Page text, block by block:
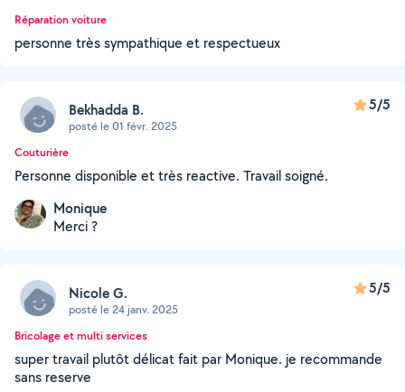
Réparation voiture
personne très sympathique et respectueux
Bekhadda B.
posté le 01 févr. 2025
5/5
Couturière
Personne disponible et très reactive. Travail soigné.
Monique
Merci ?
Nicole G.
posté le 24 janv. 2025
5/5
Bricolage et multi services
super travail plutôt délicat fait par Monique. je recommande
sans reserve